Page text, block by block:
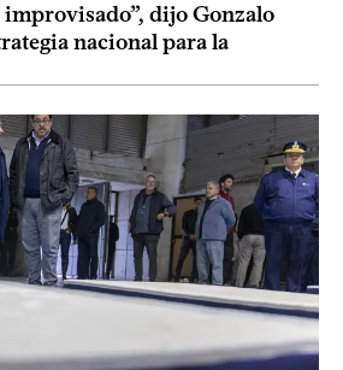
improvisado”, dijo Gonzalo
nacional para la